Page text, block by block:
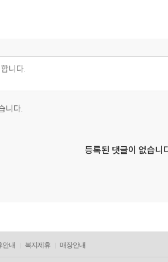
니다.
등록된 댓글이 없습니
안내 복지제휴 매장안내